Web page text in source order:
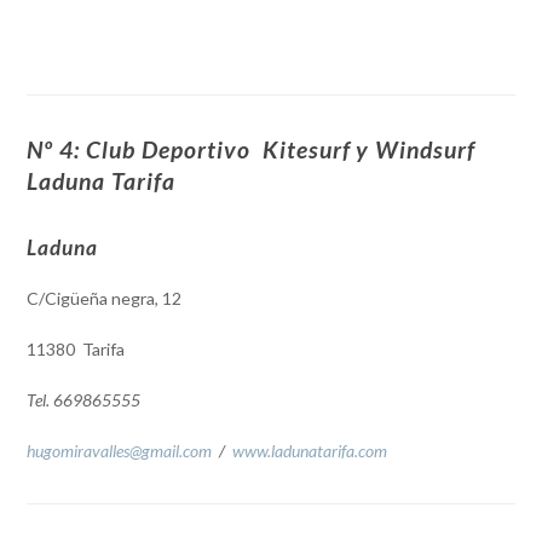
Nº 4: Club Deportivo Kitesurf y Windsurf
Laduna Tarifa
Laduna
C/Cigüeña negra, 12
11380 Tarifa
Tel. 669865555
hugomiravalles@gmail.com /www.ladunatarifa.com